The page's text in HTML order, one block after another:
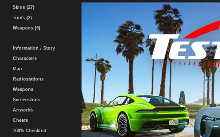
Skins (27)
Tools (2)
Weapons (5)
Information / Story
Characters
Map
Radiostations
Weapons
Screenshots
Artworks
Cheats
100% Checklist